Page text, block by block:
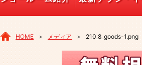
HOME ＞ メディア ＞ 210_8_goods-1.png